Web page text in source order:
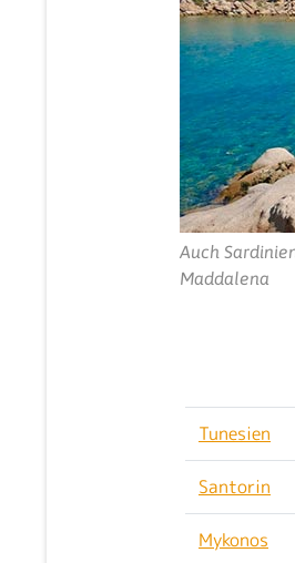
Auch
Maddalena
Tunesien
Santorin
Mykonos